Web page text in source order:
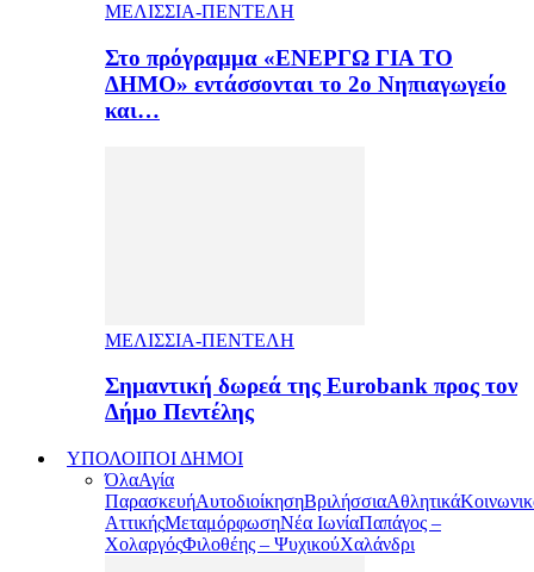
ΜΕΛΙΣΣΙΑ-ΠΕΝΤΕΛΗ
Στο πρόγραμμα «ΕΝΕΡΓΩ ΓΙΑ ΤΟ
ΔΗΜΟ» εντάσσονται το 2ο Νηπιαγωγείο
και…
ΜΕΛΙΣΣΙΑ-ΠΕΝΤΕΛΗ
Σημαντική δωρεά της Eurobank προς τον
Δήμο Πεντέλης
ΥΠΟΛΟΙΠΟΙ ΔΗΜΟΙ
ΌλαΑγία
ΠαρασκευήΑυτοδιοίκησηΒριλήσσιαΑθλητικά
ΑττικήςΜεταμόρφωσηΝέα ΙωνίαΠαπάγος –
ΧολαργόςΦιλοθέης – ΨυχικούΧαλάνδρι